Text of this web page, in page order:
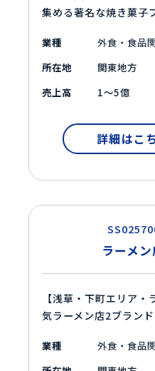
集める著名な焼き菓子
業種
外食・食品
所在地
関東地方
売上高
1～5億
詳細はこ
ラーメ
【浅草・下町エリア・
気ラーメン店2ブラン
業種
外食・食品